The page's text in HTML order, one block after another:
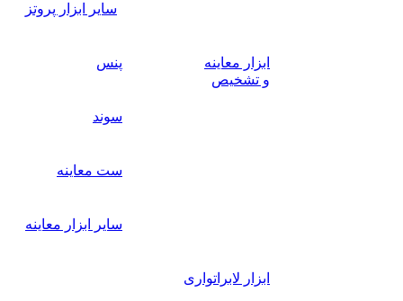
سایر ابزار پروتز
ابزار معاینه
و تشخیص
پنس
سوند
ست معاینه
سایر ابزار معاینه
ابزار لابراتواری